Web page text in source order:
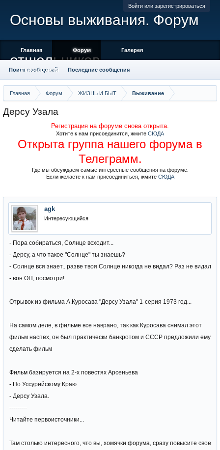
Войти или зарегистрироваться
Главная Форум ЖИЗНЬ И БЫТ Выживание
Дерсу Узала
Регистрация на форуме снова открыта.
Хотите к нам присоединится, жмите СЮДА
Открыта группа нашего форума в
Телеграмм.
Где мы обсуждаем самые интересные сообщения на форуме.
Если желаете к нам присоединиться, жмите СЮДА
agk
Интересующийся
- Пора собираться, Солнце всходит...
- Дерсу, а что такое "Солнце" ты знаешь?
- Солнце вся знает.. разве твоя Солнце никогда не видал? Раз не видал
- вон ОН, посмотри!
Отрывок из фильма А.Куросава "Дерсу Узала" 1-серия 1973 год...
На самом деле, в фильме все наврано, так как Куросава снимал этот
фильм наспех, он был практически банкротом и СССР предложили ему
сделать фильм
Фильм базируется на 2-х повестях Арсеньева
- По Уссурийскому Краю
- Дерсу Узала.
---------
Читайте первоисточники...
Там столько интересного, что вы, хомячки форума, сразу повысите свое
Основы выживания. Форум
отшельников
Главная Форум
Поиск сообщений Последние сообщения
Галерея
Пользователи